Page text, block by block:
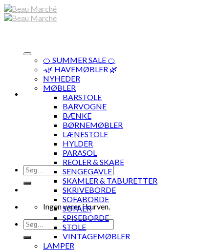
Skip
to
Søg
efter:
Ingen varer i kurven.
Søg
efter:
🍊 SUMMER SALE 🍊
·🌿 HAVEMØBLER 🌿
NYHEDER
MØBLER
BARSTOLE
BARVOGNE
BÆNKE
BØRNEMØBLER
LÆNESTOLE
HYLDER
PARASOL
REOLER & SKABE
SENGEGAVLE
SKAMLER & TABURETTER
SKRIVEBORDE
SOFABORDE
SOFAER
SPISEBORDE
STOLE
VINTAGEMØBLER
LAMPER